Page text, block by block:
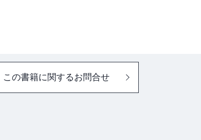
この書籍に関するお問合せ